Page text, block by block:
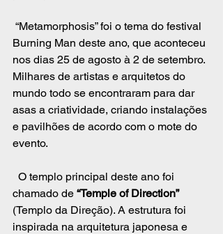
Burning Man deste ano, que aconteceu
nos dias 25 de agosto à 2 de setembro.
Milhares de artistas e arquitetos do
mundo todo se encontraram para dar
asas a criatividade, criando instalações
e pavilhões de acordo com o mote do
evento.
chamado de “Temple of Direction”
(Templo da Direção). A estrutura foi
inspirada na arquitetura japonesa e